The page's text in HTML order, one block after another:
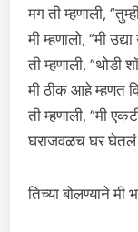
मग ती म्हणाली,
मी म्हणालो, “मी
ती म्हणाली, “थोडी
मी ठीक आहे म्हणत
ती म्हणाली, “मी
घराजवळच घर
तिच्या बोलण्याने